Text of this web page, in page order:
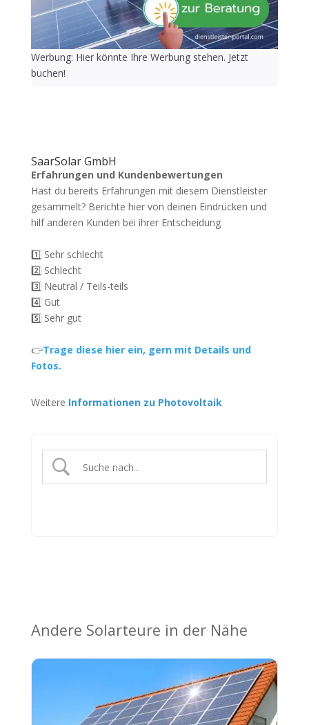
Werbung: Hier könnte Ihre Werbung stehen. Jetzt
buchen!
SaarSolar GmbH
Erfahrungen und Kundenbewertungen
Hast du bereits Erfahrungen mit diesem Dienstleister
gesammelt? Berichte hier von deinen Eindrücken und
hilf anderen Kunden bei ihrer Entscheidung
1️⃣ Sehr schlecht
2️⃣ Schlecht
3️⃣ Neutral / Teils-teils
4️⃣ Gut
5️⃣ Sehr gut
👉Trage diese hier ein, gern mit Details und
Fotos.
Weitere Informationen zu Photovoltaik
Andere Solarteure in der Nähe